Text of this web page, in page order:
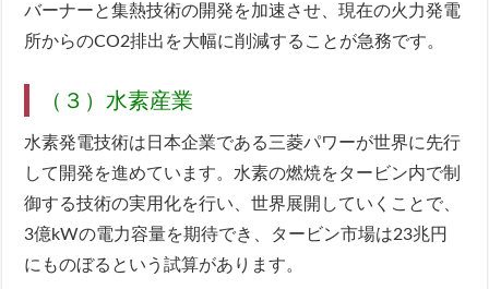
バーナーと集熱技術の開発を加速させ、現在の火力発電
所からのCO2排出を大幅に削減することが急務です。
（３）水素産業
水素発電技術は日本企業である三菱パワーが世界に先行
して開発を進めています。水素の燃焼をタービン内で制
御する技術の実用化を行い、世界展開していくことで、
3億kWの電力容量を期待でき、タービン市場は23兆円
にものぼるという試算があります。